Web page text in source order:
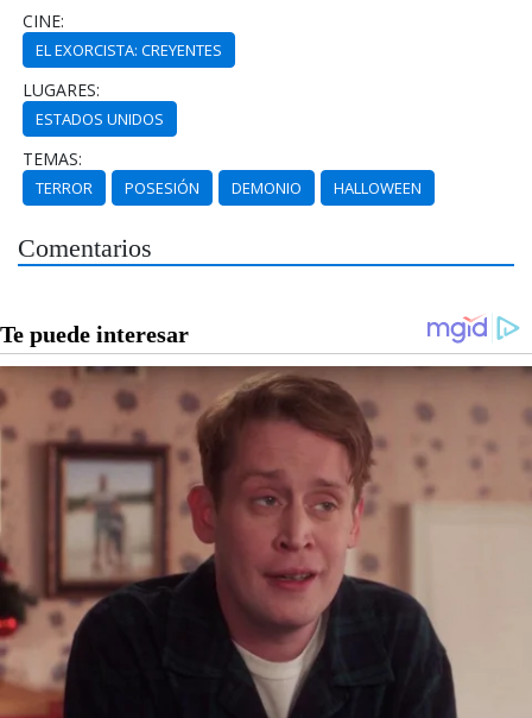
CINE:
EL EXORCISTA: CREYENTES
LUGARES:
ESTADOS UNIDOS
TEMAS:
TERROR POSESIÓN DEMONIO HALLOWEEN
Comentarios